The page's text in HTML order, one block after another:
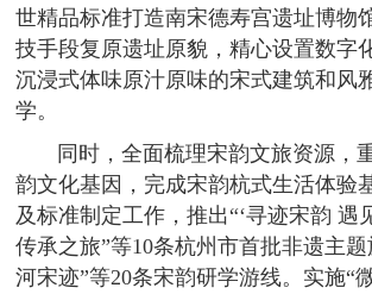
世精品标准打造南宋德寿宫遗址博物
技手段复原遗址原貌，精心设置数字
沉浸式体味原汁原味的宋式建筑和风
学。
同时，全面梳理宋韵文旅资源，
韵文化基因，完成宋韵杭式生活体验
及标准制定工作，推出“‘寻迹宋韵 遇
传承之旅”等10条杭州市首批非遗主
河宋迹”等20条宋韵研学游线。实施“